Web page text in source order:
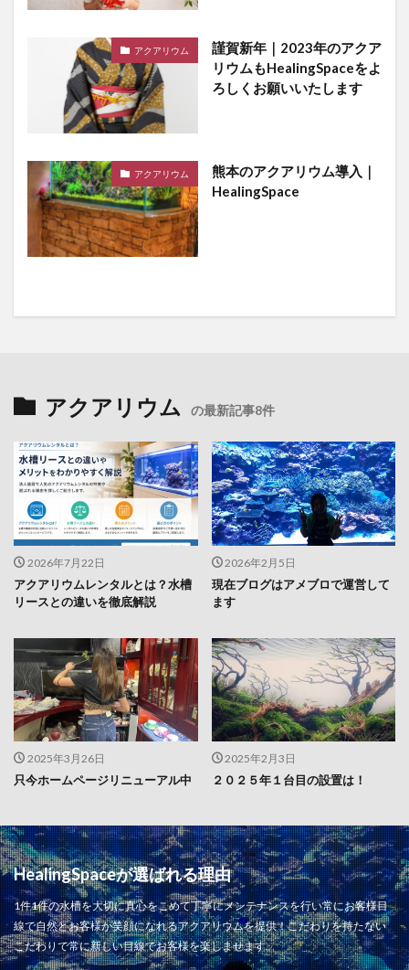
アクアリウム
謹賀新年｜2023年のアクア
リウムもHealingSpaceをよ
ろしくお願いいたします
アクアリウム
熊本のアクアリウム導入｜
HealingSpace
アクアリウム の最新記事8件
2026年7月22日
アクアリウムレンタルとは？水槽
リースとの違いを徹底解説
2026年2月5日
現在ブログはアメブロで運営して
ます
2025年3月26日
只今ホームページリニューアル中
2025年2月3日
２０２５年１台目の設置は！
HealingSpaceが選ばれる理由
1件1件の水槽を大切に真心をこめて丁寧にメンテナンスを行い常にお客様目
線で自然とお客様が笑顔になれるアクアリウムを提供！こだわりを持たない
こだわりで常に新しい目線でお客様を楽しませます。